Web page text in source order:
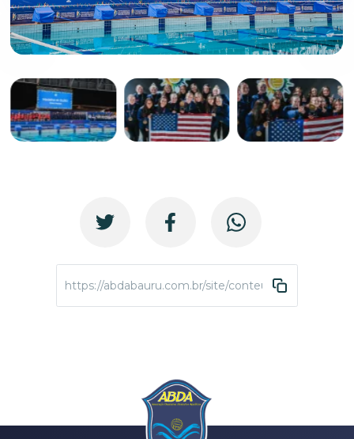
https://abdabauru.com.br/site/conteudo/4194-